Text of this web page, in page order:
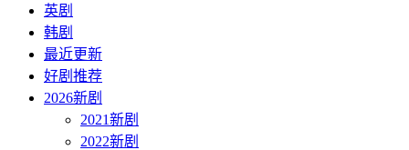
英剧
韩剧
最近更新
好剧推荐
2026新剧
2021新剧
2022新剧